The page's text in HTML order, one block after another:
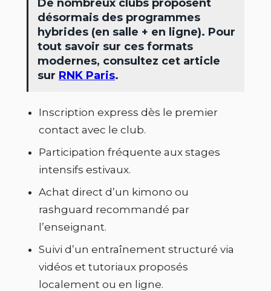
De nombreux clubs proposent
désormais des programmes
hybrides (en salle + en ligne). Pour
tout savoir sur ces formats
modernes, consultez cet article
sur RNK Paris.
Inscription express dès le premier
contact avec le club.
Participation fréquente aux stages
intensifs estivaux.
Achat direct d’un kimono ou
rashguard recommandé par
l’enseignant.
Suivi d’un entraînement structuré via
vidéos et tutoriaux proposés
localement ou en ligne.